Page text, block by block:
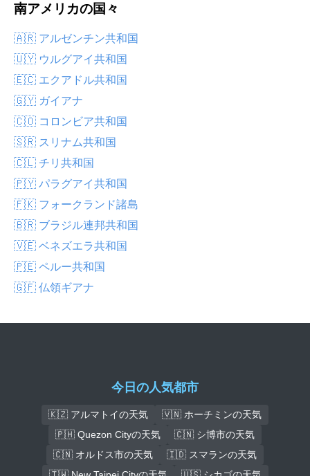
南アメリカの国々
🇦🇷 アルゼンチン共和国
🇺🇾 ウルグアイ共和国
🇪🇨 エクアドル共和国
🇬🇾 ガイアナ
🇨🇴 コロンビア共和国
🇸🇷 スリナム共和国
🇨🇱 チリ共和国
🇵🇾 パラグアイ共和国
🇫🇰 フォークランド諸島
🇧🇷 ブラジル連邦共和国
🇻🇪 ベネズエラ共和国
🇵🇪 ペルー共和国
🇬🇫 仏領ギアナ
今日の人気都市
🇰🇿 アルマトイの天気
🇻🇳 ホーチミンの天気
🇵🇭 Quezon Cityの天気
🇨🇳 シ博市の天気
🇨🇳 オルドス市の天気
🇮🇩 スマランの天気